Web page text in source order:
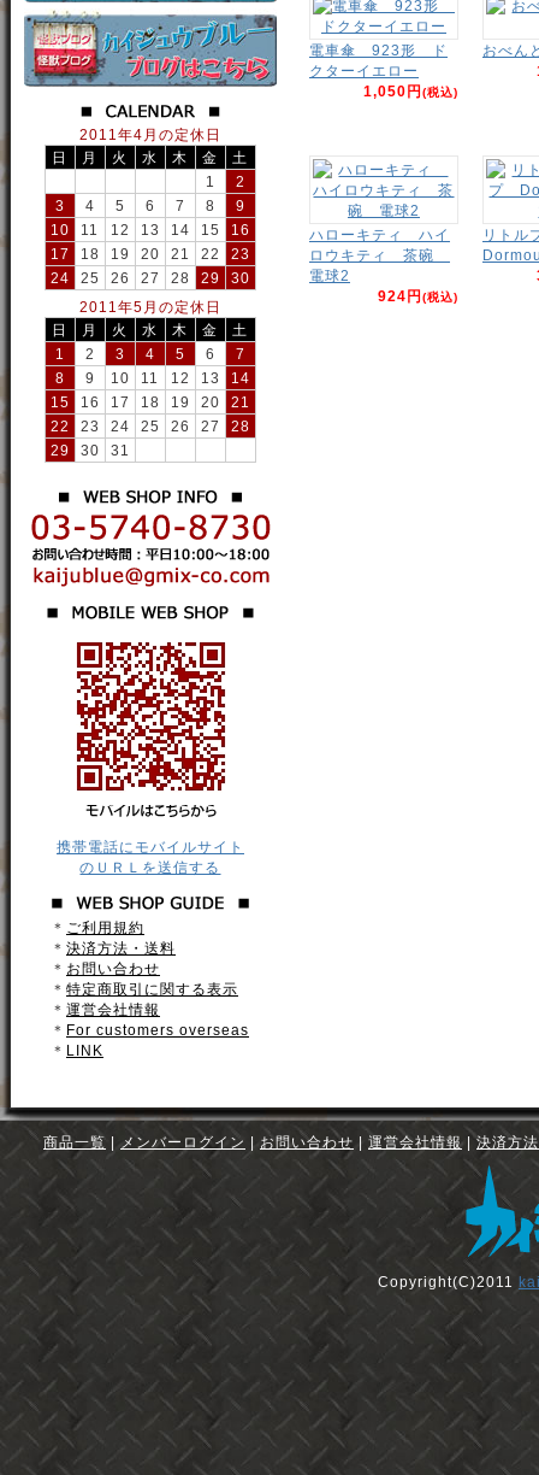
2011年4月の定休日
日
月 火 水 木 金
土
1
2
3
4 5 6 7 8
9
10
11 12 13 14 15
16
17
18 19 20 21 22
23
24
25 26 27 28 29
30
2011年5月の定休日
日
月 火 水 木 金
土
1
2 3 4 5 6
7
8
9 10 11 12 13
14
15
16 17 18 19 20
21
22
23 24 25 26 27
28
29
30 31
携帯電話にモバイルサイト
のＵＲＬを送信する
＊ ご利用規約
＊ 決済方法・送料
＊ お問い合わせ
＊ 特定商取引に関する表示
＊ 運営会社情報
＊ For customers overseas
＊ LINK
電車傘 923形 ド
クターイエロー
1,050円(税込)
おべん
ハローキティ ハイ
ロウキティ 茶碗
電球2
924円(税込)
リト
商品一覧 メンバーログイン お問い合わせ 運営会社情報| 決済方
Copyright(C)2011